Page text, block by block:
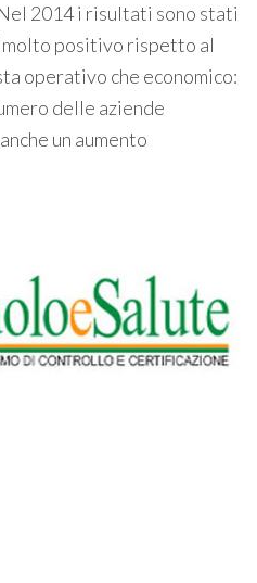
2014 i risultati sono stati
positivo rispetto al
operativo che economico:
delle aziende
un aumento